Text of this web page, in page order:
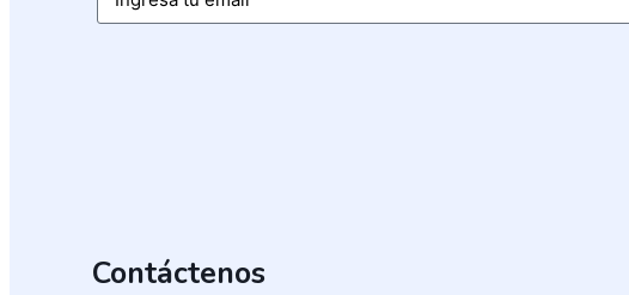
Contáctenos